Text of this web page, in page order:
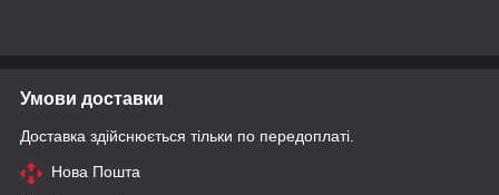
Умови доставки
Доставка здійснюється тільки по передоплаті.
Нова Пошта